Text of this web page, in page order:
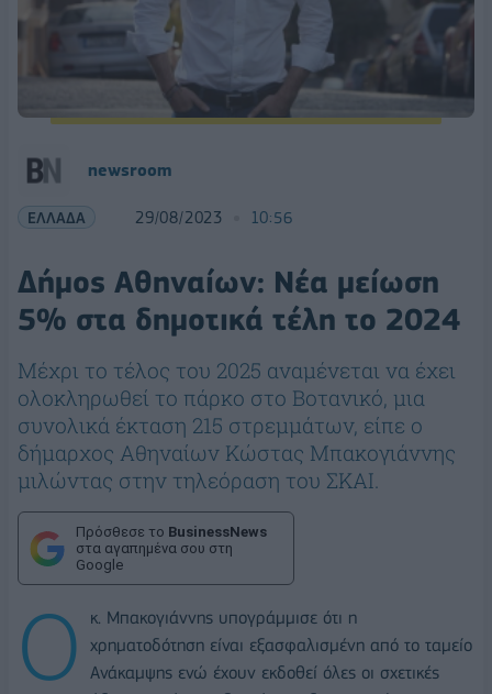
newsroom
ΕΛΛΑΔΑ 29/08/2023 10:56
Δήμος Αθηναίων: Νέα μείωση
5% στα δημοτικά τέλη το 2024
Mέχρι το τέλος του 2025 αναμένεται να έχει
ολοκληρωθεί το πάρκο στο Βοτανικό, μια
συνολικά έκταση 215 στρεμμάτων, είπε ο
δήμαρχος Αθηναίων Κώστας Μπακογιάννης
μιλώντας στην τηλεόραση του ΣΚΑΙ.
Πρόσθεσε το BusinessNews
στα αγαπημένα σου στη
Google
Ο
κ. Μπακογιάννης υπογράμμισε ότι η
χρηματοδότηση είναι εξασφαλισμένη από το ταμείο
Ανάκαμψης ενώ έχουν εκδοθεί όλες οι σχετικές